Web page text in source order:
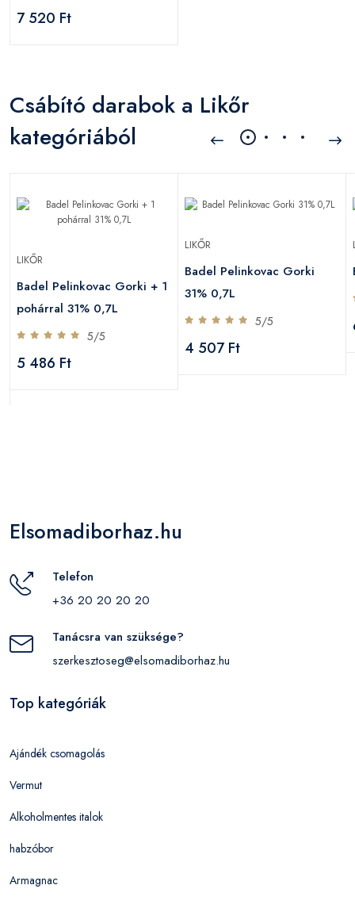
7 520 Ft
Csábító darabok a Likőr
kategóriából
LIKŐR
Badel Pelinkovac Gorki + 1
pohárral 31% 0,7L
5/5
5 486 Ft
LIKŐR
Badel Pelinkovac Gorki
31% 0,7L
5/5
4 507 Ft
Elsomadiborhaz.hu
Telefon
+36 20 20 20 20
Tanácsra van szüksége?
szerkesztoseg@elsomadiborhaz.hu
Top kategóriák
Ajándék csomagolás
Vermut
Alkoholmentes italok
habzóbor
Armagnac